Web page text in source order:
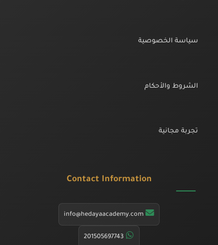
سياسة الخصوصية
الشروط والأحكام
تجربة مجانية
Contact Information
info@hedayaacademy.com
201505697743